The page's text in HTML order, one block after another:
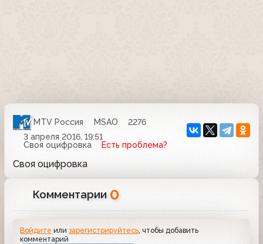
MTV Россия MSAO
2276
3 апреля 2016, 19:51
Своя оцифровка
Есть проблема?
Своя оцифровка
Комментарии 0
Войдите илизарегистрируйтесь , чтобы добавить
комментарий